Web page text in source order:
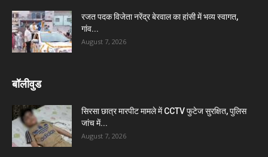
रजत पदक विजेता नरेंद्र बेरवाल का हांसी में भव्य स्वागत,
गांव...
August 7, 2026
बॉलीवुड
सिरसा छात्र मारपीट मामले में CCTV फुटेज सुरक्षित, पुलिस
जांच में...
August 7, 2026